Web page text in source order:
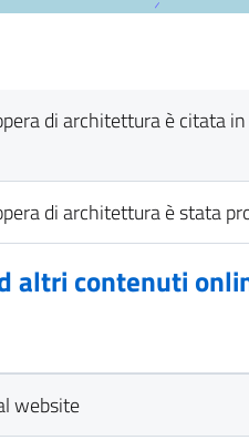
di architettura è
di architettura è stata
altri contenuti
website